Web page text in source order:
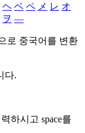
ヘ ベ ペ メ レ オ
ヲ ―
로 중국어를 변환
다.
하시고 space를